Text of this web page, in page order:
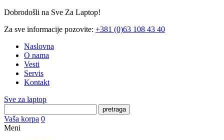
Dobrodošli na Sve Za Laptop!
Za sve informacije pozovite: +381 (0)63 108 43 40
Naslovna
O nama
Vesti
Servis
Kontakt
Sve za laptop
pretraga
Vaša korpa 0
Meni